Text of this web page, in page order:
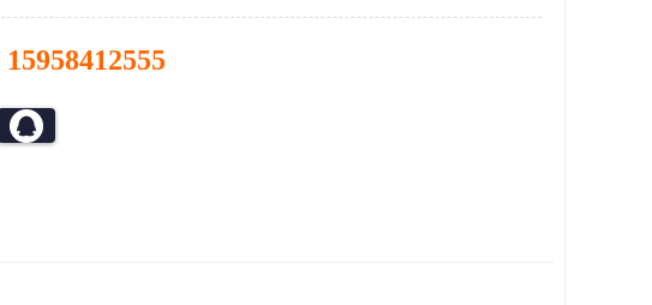
15958412555